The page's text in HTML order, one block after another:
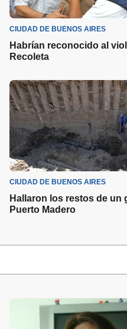
CIUDAD DE BUENOS AIRES
Habrían reconocido al
Recoleta
CIUDAD DE BUENOS AIRES
Hallaron los restos de un
Puerto Madero